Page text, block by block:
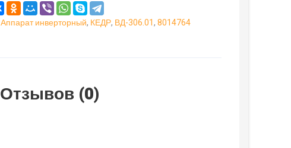
Аппарат инверторный, КЕДР, ВД-306.01,8014764
Отзывов (0)